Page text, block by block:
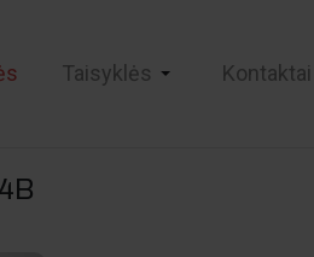
Taisyklės Kontaktai